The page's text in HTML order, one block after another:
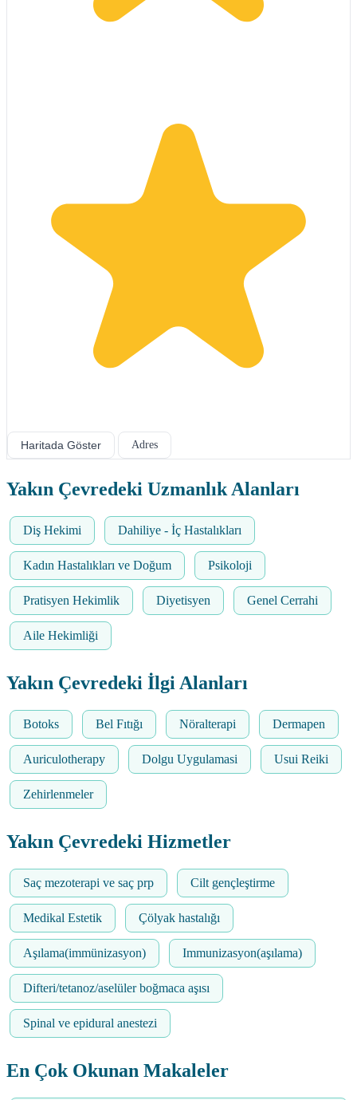
Haritada Göster Adres
Yakın Çevredeki Uzmanlık Alanları
Diş Hekimi Dahiliye - İç Hastalıkları
Kadın Hastalıkları ve Doğum Psikoloji
Pratisyen Hekimlik Diyetisyen Genel Cerrahi
Aile Hekimliği
Yakın Çevredeki İlgi Alanları
Botoks Bel Fıtığı Nöralterapi Dermapen
Auriculotherapy Dolgu Uygulamasi Usui Reiki
Zehirlenmeler
Yakın Çevredeki Hizmetler
Saç mezoterapi ve saç prp Cilt gençleştirme
Medikal Estetik Çölyak hastalığı
Aşılama(immünizasyon) Immunizasyon(aşılama)
Difteri/tetanoz/aselüler boğmaca aşısı
Spinal ve epidural anestezi
En Çok Okunan Makaleler